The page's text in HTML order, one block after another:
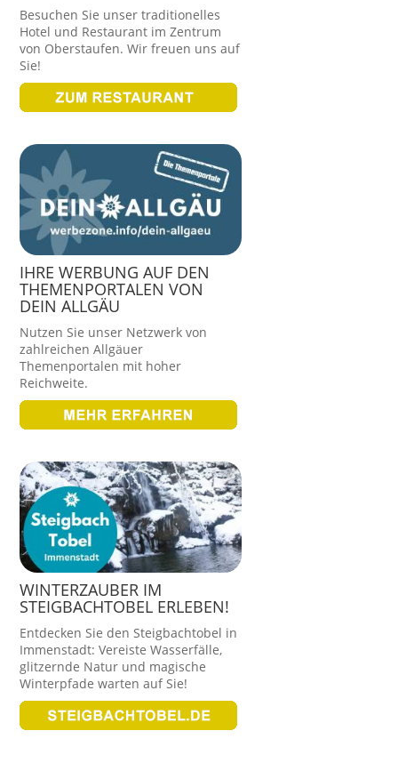
Besuchen Sie unser traditionelles
Hotel und Restaurant im Zentrum
von Oberstaufen. Wir freuen uns auf
Sie!
IHRE WERBUNG AUF DEN
THEMENPORTALEN VON
DEIN ALLGÄU
Nutzen Sie unser Netzwerk von
zahlreichen Allgäuer
Themenportalen mit hoher
Reichweite.
WINTERZAUBER IM
STEIGBACHTOBEL ERLEBEN!
Entdecken Sie den Steigbachtobel in
Immenstadt: Vereiste Wasserfälle,
glitzernde Natur und magische
Winterpfade warten auf Sie!